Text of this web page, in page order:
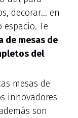
decorar… en
Te
de mesas de
del
mesas de
innovadores
son